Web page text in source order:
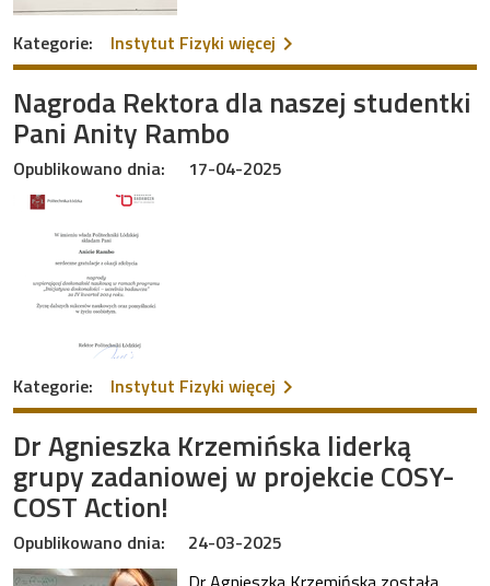
Kategorie: Instytut Fizyki więcej na temat Smutna
Nagroda Rektora dla naszej studentki
Pani Anity Rambo
Opublikowano dnia: 17-04-2025
Kategorie: Instytut Fizyki więcej na temat Nagroda
Dr Agnieszka Krzemińska liderką
grupy zadaniowej w projekcie COSY-
COST Action!
Opublikowano dnia:
24-03-2025